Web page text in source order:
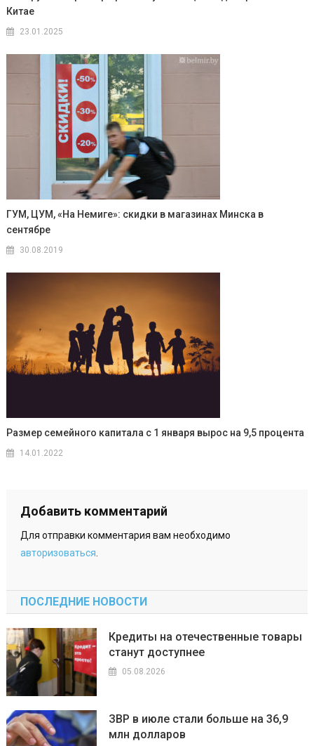
Китае
23.01.2025
ГУМ, ЦУМ, «На Немиге»: скидки в магазинах Минска в
сентябре
30.08.2019
Размер семейного капитала с 1 января вырос на 9,5 процента
14.01.2022
Добавить комментарий
Для отправки комментария вам необходимо
авторизоваться.
ПОСЛЕДНИЕ НОВОСТИ
Кредиты на отечественные товары
станут доступнее
05.08.2026
ЗВР в июле стали больше на 36,9
млн долларов